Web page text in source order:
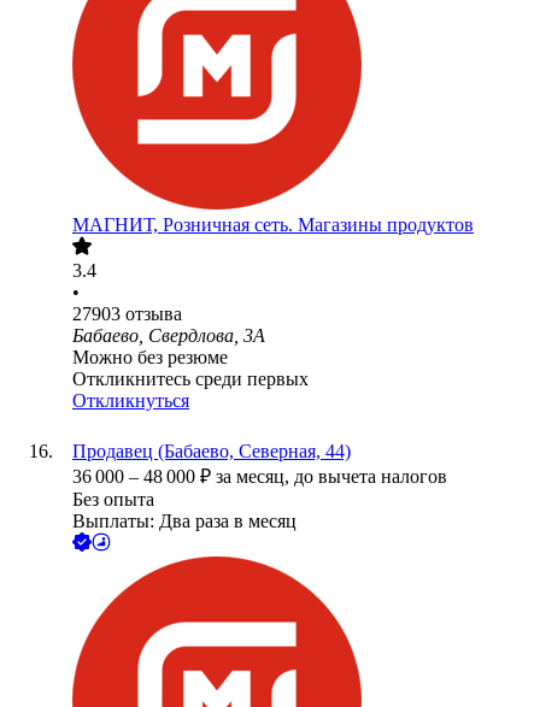
МАГНИТ, Розничная сеть. Магазины продуктов
3.4
•
27903 отзыва
Бабаево, Свердлова, 3А
Можно без резюме
Откликнитесь среди первых
Откликнуться
Продавец (Бабаево, Северная, 44)
36 000 – 48 000 ₽ за месяц, до вычета налогов
Без опыта
Выплаты: Два раза в месяц